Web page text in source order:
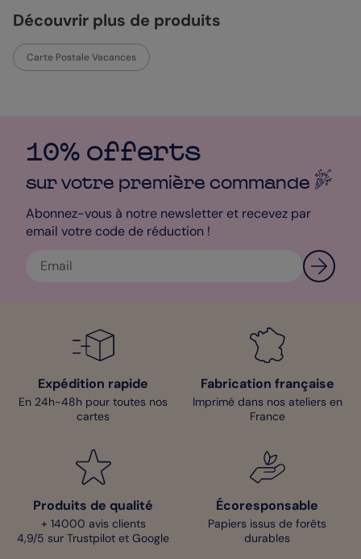
Découvrir plus de produits
Carte Postale Vacances
10% offerts
sur votre première commande
Abonnez-vous à notre newsletter et recevez par
email votre code de réduction !
Expédition rapide
En 24h-48h pour toutes nos
cartes
Fabrication française
Imprimé dans nos ateliers en
France
Produits de qualité
+ 14000 avis clients
4,9/5 sur Trustpilot et Google
Écoresponsable
Papiers issus de forêts
durables